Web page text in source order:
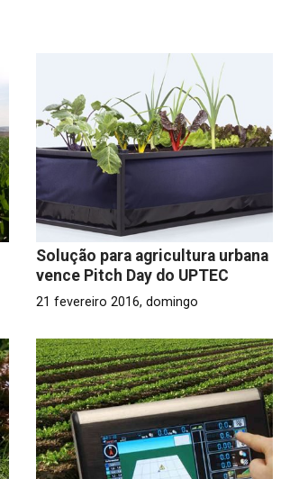
Solução para agricultura urbana
vence Pitch Day do UPTEC
21 fevereiro 2016, domingo